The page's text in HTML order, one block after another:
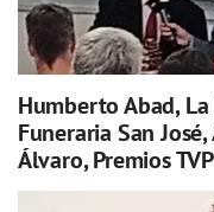
Humberto Abad,
Funeraria San
Álvaro, Premios